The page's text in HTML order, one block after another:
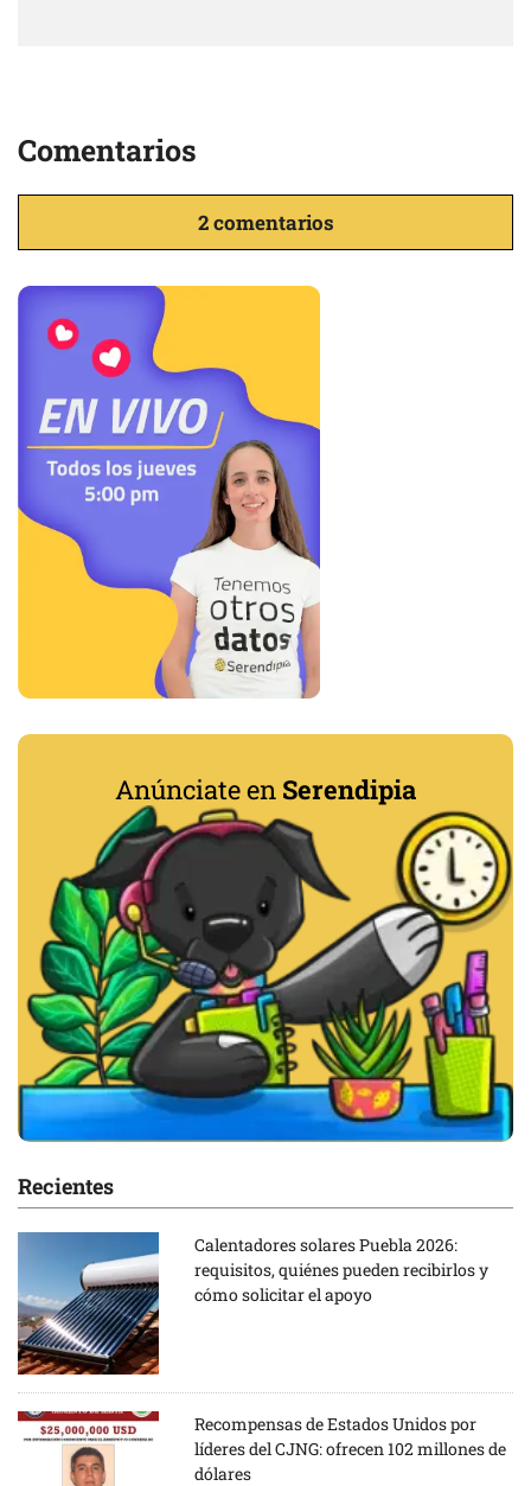
Comentarios
2 comentarios
Anúnciate en Serendipia
Recientes
Calentadores solares Puebla 2026:
requisitos, quiénes pueden recibirlos y
cómo solicitar el apoyo
Recompensas de Estados Unidos por
líderes del CJNG: ofrecen 102 millones de
dólares